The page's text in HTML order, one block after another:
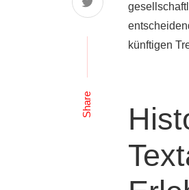
Share
künftigen